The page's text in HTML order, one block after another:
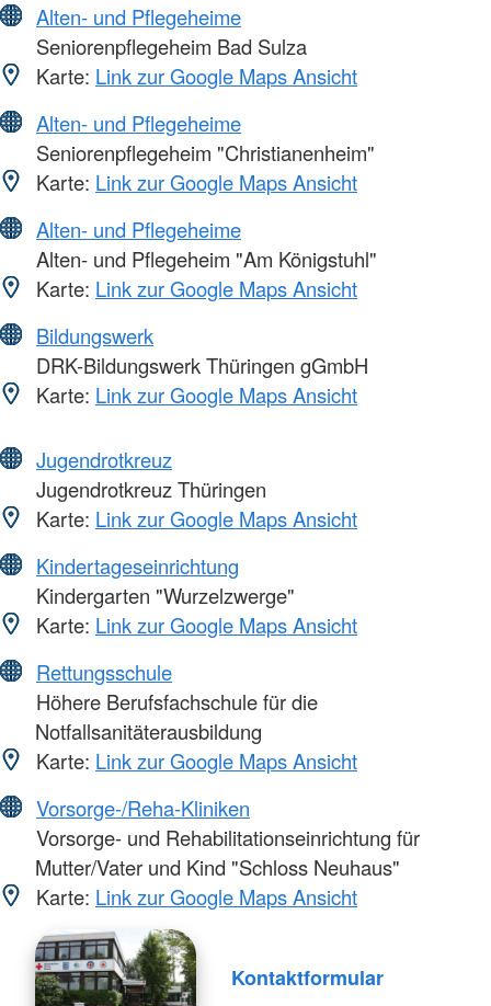
Alten- und Pflegeheime
Seniorenpflegeheim Bad Sulza
Karte: Link zur Google Maps Ansicht
Alten- und Pflegeheime
Seniorenpflegeheim "Christianenheim"
Karte: Link zur Google Maps Ansicht
Alten- und Pflegeheime
Alten- und Pflegeheim "Am Königstuhl"
Karte: Link zur Google Maps Ansicht
Bildungswerk
DRK-Bildungswerk Thüringen gGmbH
Karte: Link zur Google Maps Ansicht
Jugendrotkreuz
Jugendrotkreuz Thüringen
Karte: Link zur Google Maps Ansicht
Kindertageseinrichtung
Kindergarten "Wurzelzwerge"
Karte: Link zur Google Maps Ansicht
Rettungsschule
Höhere Berufsfachschule für die
Notfallsanitäterausbildung
Karte: Link zur Google Maps Ansicht
Vorsorge-/Reha-Kliniken
Vorsorge- und Rehabilitationseinrichtung für
Mutter/Vater und Kind "Schloss Neuhaus"
Karte: Link zur Google Maps Ansicht
Kontaktformular